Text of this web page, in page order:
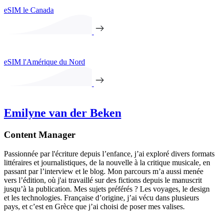
eSIM le Canada
eSIM l'Amérique du Nord
Emilyne van der Beken
Content Manager
Passionnée par l'écriture depuis l’enfance, j’ai exploré divers formats
littéraires et journalistiques, de la nouvelle à la critique musicale, en
passant par l’interview et le blog. Mon parcours m’a aussi menée
vers l’édition, où j'ai travaillé sur des fictions depuis le manuscrit
jusqu’à la publication. Mes sujets préférés ? Les voyages, le design
et les technologies. Française d’origine, j’ai vécu dans plusieurs
pays, et c’est en Grèce que j’ai choisi de poser mes valises.